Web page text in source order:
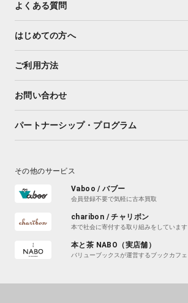
よくある質問
はじめての方へ
ご利用方法
お問い合わせ
パートナーシップ・プログラム
その他のサービス
Vaboo / バブー
会員登録不要で気軽に古本買取
charibon / チャリボン
本で社会に寄付する取り組みをしています
本と茶 NABO（実店舗）
バリューブックスが運営するブックカフェ